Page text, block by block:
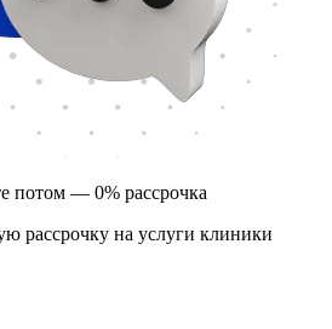
потом — 0% рассрочка
рассрочку на услуги клиники